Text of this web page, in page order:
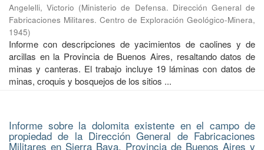
Angelelli, Victorio (Ministerio de Defensa. Dirección General de
Fabricaciones Militares. Centro de Exploración Geológico-Minera,
1945)
Informe con descripciones de yacimientos de caolines y de
arcillas en la Provincia de Buenos Aires, resaltando datos de
minas y canteras. El trabajo incluye 19 láminas con datos de
minas, croquis y bosquejos de los sitios ...
Informe sobre la dolomita existente en el campo de
propiedad de la Dirección General de Fabricaciones
Militares en Sierra Baya, Provincia de Buenos Aires y